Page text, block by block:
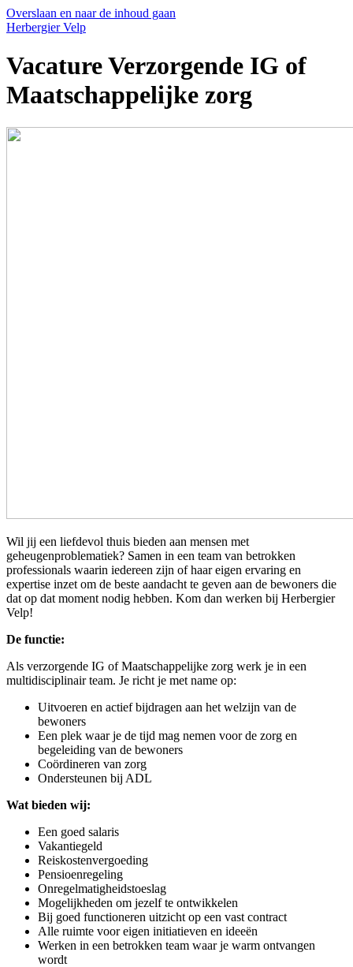
Overslaan en naar de inhoud gaan
Herbergier Velp
Vacature Verzorgende IG of
Maatschappelijke zorg
Wil jij een liefdevol thuis bieden aan mensen met
geheugenproblematiek? Samen in een team van betrokken
professionals waarin iedereen zijn of haar eigen ervaring en
expertise inzet om de beste aandacht te geven aan de bewoners die
dat op dat moment nodig hebben. Kom dan werken bij Herbergier
Velp!
De functie:
Als verzorgende IG of Maatschappelijke zorg werk je in een
multidisciplinair team. Je richt je met name op:
Uitvoeren en actief bijdragen aan het welzijn van de
bewoners
Een plek waar je de tijd mag nemen voor de zorg en
begeleiding van de bewoners
Coördineren van zorg
Ondersteunen bij ADL
Wat bieden wij:
Een goed salaris
Vakantiegeld
Reiskostenvergoeding
Pensioenregeling
Onregelmatigheidstoeslag
Mogelijkheden om jezelf te ontwikkelen
Bij goed functioneren uitzicht op een vast contract
Alle ruimte voor eigen initiatieven en ideeën
Werken in een betrokken team waar je warm ontvangen
wordt